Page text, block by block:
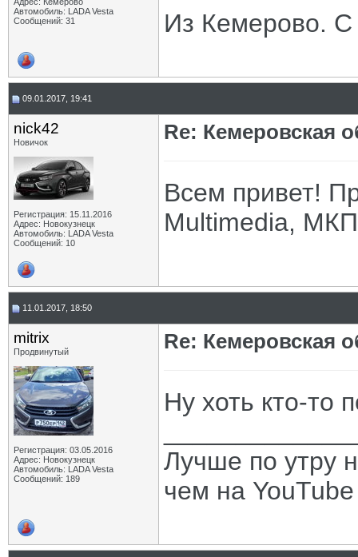
Автомобиль: LADA Vesta
Сообщений: 31
Из Кемерово. С
09.01.2017, 19:41
nick42
Новичок
Регистрация: 15.11.2016
Адрес: Новокузнецк
Автомобиль: LADA Vesta
Сообщений: 10
Re: Кемеровская
Всем привет!
Multimedia,
11.01.2017, 18:50
mitrix
Продвинутый
Регистрация: 03.05.2016
Адрес: Новокузнецк
Автомобиль: LADA Vesta
Сообщений: 189
Re: Кемеровская
Ну хоть кто-то
Лучше по утру
чем на